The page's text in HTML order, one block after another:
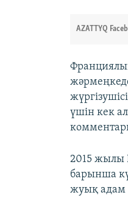
AZATTYQ
үшін кек
2015 жылы
барынша
жуық адам